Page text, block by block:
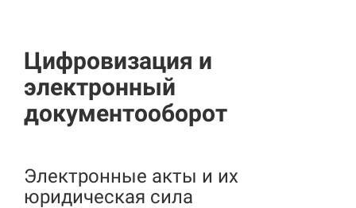
Цифровизация и
электронный
документооборот
Электронные акты и их
юридическая сила